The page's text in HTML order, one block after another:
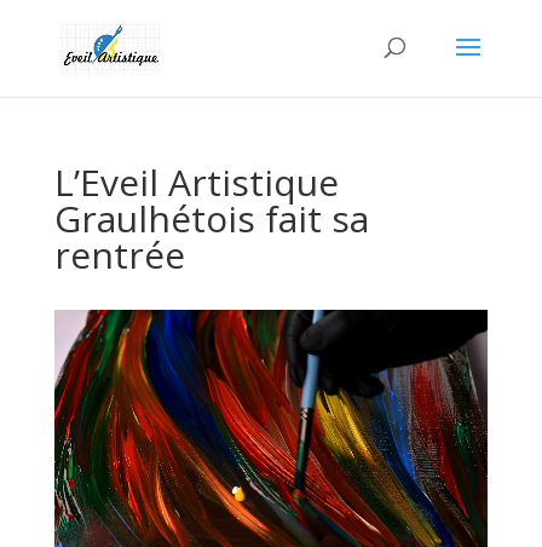
L’Eveil Artistique
Graulhétois fait sa
rentrée